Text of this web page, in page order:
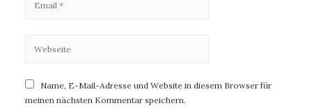
Name, E-Mail-Adresse und Website in diesem Browser für
meinen nächsten Kommentar speichern.